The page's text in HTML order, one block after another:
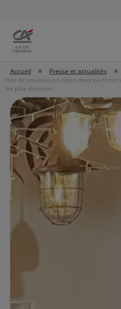
Accueil
Accueil » Presse et actualités »
met de nouveau en place deux
les plus démunis